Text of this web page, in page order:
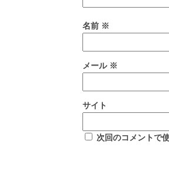
名前 ※
メール ※
サイト
次回のコメントで